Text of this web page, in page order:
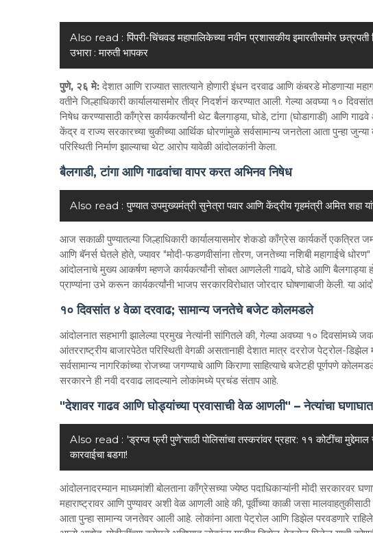
Also read : पिंपरी-चिंचवड महापालिकेच्या नवीन प्रशासकीय इमारतीसमोर छत्रपती
उभारा : मारुती भापकर
पुणे, २६ मे: देशात आणि राज्यात सातत्याने होणारी इंधन दरवाढ आणि कंबरडे मोडणाऱ्या
वतीने जिल्हाधिकारी कार्यालयासमोर तीव्र निदर्शनं करण्यात आली. गेल्या अवघ्या १०
निषेध करण्यासाठी काँग्रेस कार्यकर्त्यांनी थेट बैलगाड्या, घोडे, टांगा (घोडागाडी) आणि
केंद्र व राज्य सरकारच्या चुकीच्या आर्थिक धोरणांमुळे सर्वसामान्य जनतेला आता पुन्हा
परिस्थिती निर्माण झाल्याचा थेट आरोप यावेळी आंदोलकांनी केला.
बैलगाडी, टांगा आणि गाढवांचा वापर करत अभिनव निषेध
Also read : पुण्यात उपमुख्यमंत्री सुनेत्रा पवार आणि केंद्रीय गृहमंत्री अमित शहा
आज सकाळी पुण्यातल्या जिल्हाधिकारी कार्यालयासमोर शेकडो काँग्रेस कार्यकर्ते एकत्रित
आणि बॅनर्स घेतले होते, ज्यावर "मोदी-फडणवीसांना तोरण, जनतेच्या नशिबी महागाईचे
आंदोलनाचे मुख्य आकर्षण म्हणजे कार्यकर्त्यांनी सोबत आणलेली गाढवे, घोडे आणि बैलगाड्या
प्राण्यांना उभे करून कार्यकर्त्यांनी भाजप सरकारविरोधात जोरदार घोषणाबाजी केली. या
१० दिवसांत ४ वेळा दरवाढ; सामान्य जनतेचे बजेट कोलमडले
आंदोलनात सहभागी झालेल्या प्रमुख नेत्यांनी सांगितले की, गेल्या अवघ्या १० दिवसांमध्ये
आंतरराष्ट्रीय बाजारपेठेत परिस्थिती वेगळी असतानाही देशात मात्र दररोज पेट्रोल-
सर्वसामान्य नागरिकांच्या रोजच्या जगण्याचे आणि किराणा साहित्याचे बजेटही पूर्णपणे
सरकारने ही नवी दरवाढ लादल्याने लोकांमध्ये प्रचंड संताप आहे.
"देशावर गाढव आणि घोड्यांच्या प्रवासाची वेळ आणली" – नेत्यांचा घणाघात
Also read : 'ड्रग्ज फ्री पुणे'साठी पोलिसांचा तस्करांवर प्रहार: ११ कोटींचा
कारवाईचा बडगा!
आंदोलनादरम्यान माध्यमांशी बोलताना काँग्रेसच्या ज्येष्ठ पदाधिकाऱ्यांनी मोदी सरकारवर
महाराष्ट्रावर आणि पुण्यावर अशी वेळ आणली आहे की, पूर्वीच्या काळी जसा मालवाहतुकीसाठी
आता पुन्हा सामान्य जनतेवर आली आहे. लोकांना आता पेट्रोल आणि डिझेल परवडणारे